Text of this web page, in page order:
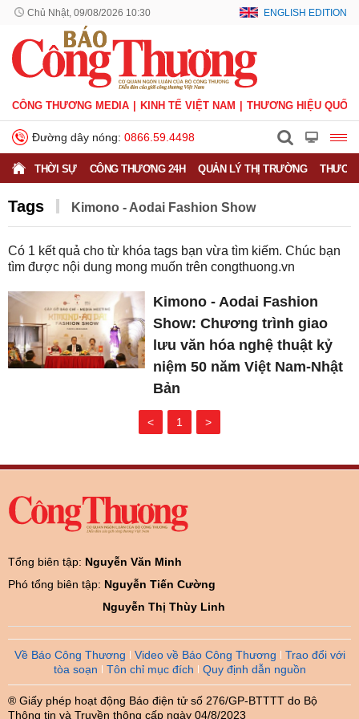
Chủ Nhật, 09/08/2026 10:30 ENGLISH EDITION
CÔNG THƯƠNG MEDIA KINH TẾ VIỆT NAM THƯƠNG HIỆU QUỐC
Đường dây nóng: 0866.59.4498
THỜI SỰ CÔNG THƯƠNG 24H QUẢN LÝ THỊ TRƯỜNG
Tags Kimono - Aodai Fashion Show
Có 1 kết quả cho từ khóa tags bạn vừa tìm kiếm. Chúc bạn
tìm được nội dung mong muốn trên congthuong.vn
Kimono - Aodai Fashion
Show: Chương trình giao
lưu văn hóa nghệ thuật kỷ
niệm 50 năm Việt Nam-Nhật
Bản
< 1 >
Tổng biên tập: Nguyễn Văn Minh
Phó tổng biên tập: Nguyễn Tiến Cường
Nguyễn Thị Thùy Linh
Về Báo Công Thương Video về Báo Công Thương
Trao đổi với
tòa soạn
Tôn chỉ mục đích Quy định dẫn nguồn
® Giấy phép hoạt động Báo điện tử số 276/GP-BTTTT do Bộ
Thông tin và Truyền thông cấp ngày 04/8/2023